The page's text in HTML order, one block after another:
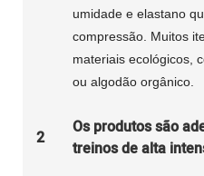
umidade e elastano
compressão. Muitos
materiais ecológicos,
ou algodão orgânico.
2
Os produtos são
treinos de alta